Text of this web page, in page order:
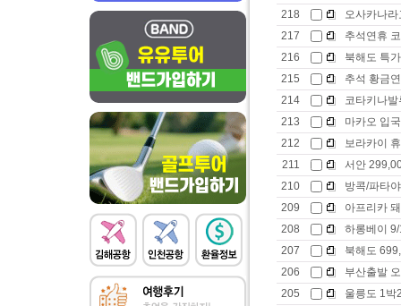
218
오사카나
217
추석연휴
216
북해도 특
215
추석 황금
214
코타키나
213
마카오 입
212
보라카이
211
서안
210
방콕/파타
209
아프리카
208
하롱베이
207
북해도
206
부산출발
205
울릉도 1박